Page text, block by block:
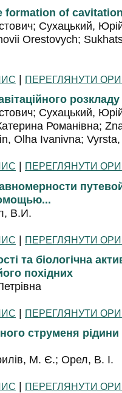
formation of
Сухацький,
Orestovych;
| ПЕРЕГЛЯНУТИ
Сухацький,
Романівна;
Olha Ivanivna;
| ПЕРЕГЛЯНУТИ
В.И.
| ПЕРЕГЛЯНУТИ
та біологічна
похідних
| ПЕРЕГЛЯНУТИ
струменя
М. Є.; Орел, В. І.
| ПЕРЕГЛЯНУТИ